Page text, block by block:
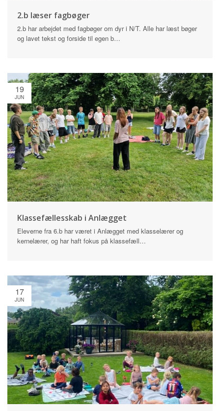
2.b læser fagbøger
2.b har arbejdet med fagbøger om dyr i N/T. Alle har læst bøger
og lavet tekst og forside til egen b…
19
JUN
Klassefællesskab i Anlægget
Eleverne fra 6.b har været i Anlægget med klasselærer og
kernelærer, og har haft fokus på klassefæll…
17
JUN